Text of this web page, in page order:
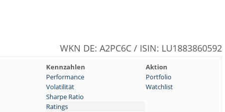
WKN DE: A2PC6C / ISIN: LU1883860592
Kennzahlen
Aktion
Performance
Portfolio
Volatilität
Watchlist
Sharpe Ratio
Ratings